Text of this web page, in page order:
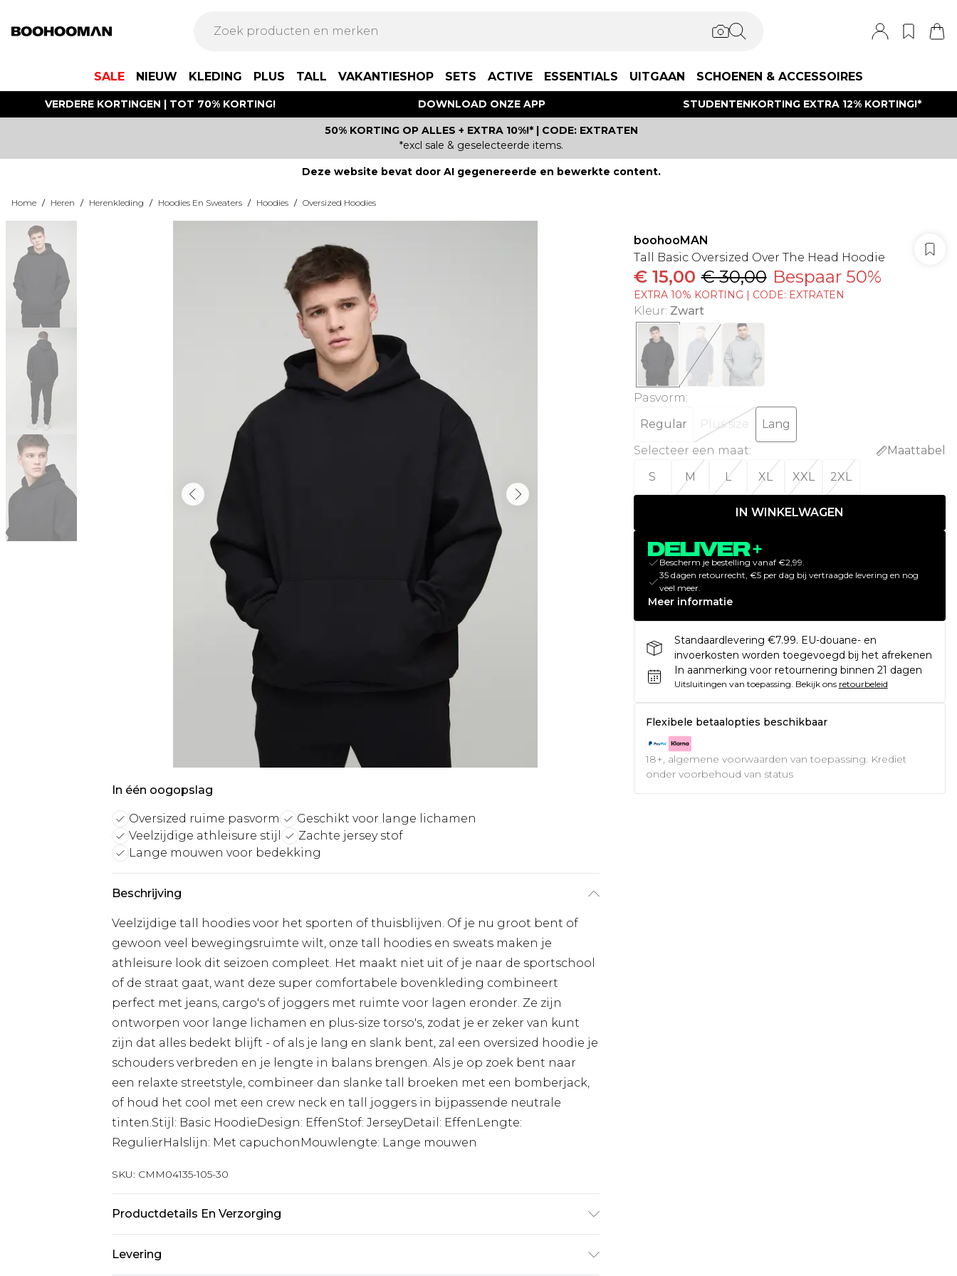
SALE NIEUW KLEDING PLUS TALL VAKANTIESHOP SETS ACTIVE ESSENTIALS UITGAAN SCHOENEN & ACCESSOIRES
VERDERE KORTINGEN | TOT 70% KORTING! DOWNLOAD ONZE APP STUDENTENKORTING EXTRA 12% KORTING!*
50% KORTING OP ALLES + EXTRA 10%!* | CODE: EXTRATEN
*excl sale & geselecteerde items.
Deze website bevat door AI gegenereerde en bewerkte content.
Home / Heren / Herenkleding / Hoodies En Sweaters / Hoodies / Oversized Hoodies
In één oogopslag
Oversized ruime pasvorm
Geschikt voor lange lichamen
Veelzijdige athleisure stijl
Zachte jersey stof
Lange mouwen voor bedekking
Beschrijving
Veelzijdige tall hoodies voor het sporten of thuisblijven. Of je nu groot bent of
gewoon veel bewegingsruimte wilt, onze tall hoodies en sweats maken je
athleisure look dit seizoen compleet. Het maakt niet uit of je naar de sportschool
of de straat gaat, want deze super comfortabele bovenkleding combineert
perfect met jeans, cargo's of joggers met ruimte voor lagen eronder. Ze zijn
ontworpen voor lange lichamen en plus-size torso's, zodat je er zeker van kunt
zijn dat alles bedekt blijft - of als je lang en slank bent, zal een oversized hoodie je
schouders verbreden en je lengte in balans brengen. Als je op zoek bent naar
een relaxte streetstyle, combineer dan slanke tall broeken met een bomberjack,
of houd het cool met een crew neck en tall joggers in bijpassende neutrale
tinten.Stijl: Basic HoodieDesign: EffenStof: JerseyDetail: EffenLengte:
RegulierHalslijn: Met capuchonMouwlengte: Lange mouwen
SKU: CMM04135-105-30
Productdetails En Verzorging
Levering
boohooMAN
Tall Basic Oversized Over The Head Hoodie
€ 15,00 € 30,00 Bespaar 50%
EXTRA 10% KORTING | CODE: EXTRATEN
Kleur: Zwart
Pasvorm:
Regular
Plus size
Lang
Selecteer een maat:
Maattabel
S
M L XL XXL 2XL
IN WINKELWAGEN
Bescherm je bestelling vanaf €2,99.
35 dagen retourrecht, €5 per dag bij vertraagde levering en nog
veel meer.
Meer informatie
Standaardlevering €7.99. EU-douane- en
invoerkosten worden toegevoegd bij het afrekenen
In aanmerking voor retournering binnen 21 dagen
Uitsluitingen van toepassing. Bekijk ons retourbeleid
Flexibele betaalopties beschikbaar
18+, algemene voorwaarden van toepassing. Krediet
onder voorbehoud van status